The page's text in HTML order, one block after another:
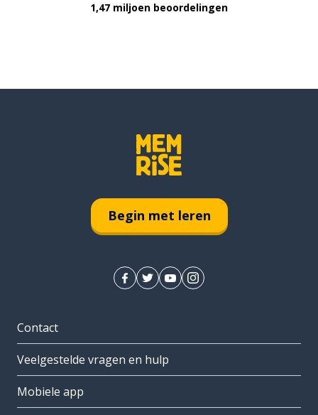
1,47 miljoen beoordelingen
Begin met leren
Contact
Veelgestelde vragen en hulp
Mobiele app